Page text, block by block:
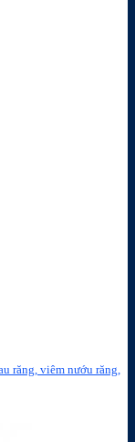
răng, viêm nướu răng,